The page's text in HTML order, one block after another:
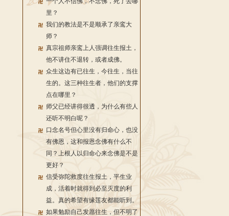
里？
我们的教法是不是顺承了亲鸾大
师？
真宗祖师亲鸾上人强调往生报土，
他不讲住不退转，或者成佛。
众生这边有已往生，今往生，当往
生的。这三种往生者，他们的支撑
点在哪里？
师父已经讲得很透，为什么有些人
还听不明白呢？
口念名号但心里没有归命心，也没
有佛恩，这和报恩念佛有什么不
同？上根人以归命心来念佛是不是
更好？
信受弥陀救度往生报土，平生业
成，活着时就得到必至灭度的利
益。真的希望有缘莲友都能听到。
如果勉励自己发愿往生，但不明了